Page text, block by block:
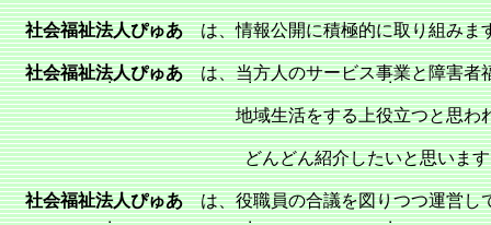
社会福祉法人ぴゅあは、情報公開に積極的に取り組みま
社会福祉法人ぴゅあは、当方人のサービス事業と障害者
地域生活をする上役立つと思われる情
どんどん紹介したいと思います
社会福祉法人ぴゅあは、役職員の合議を図りつつ運営し